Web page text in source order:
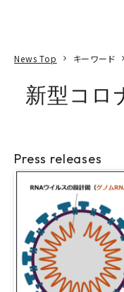
News Top キーワード
新型コロ
Press releases